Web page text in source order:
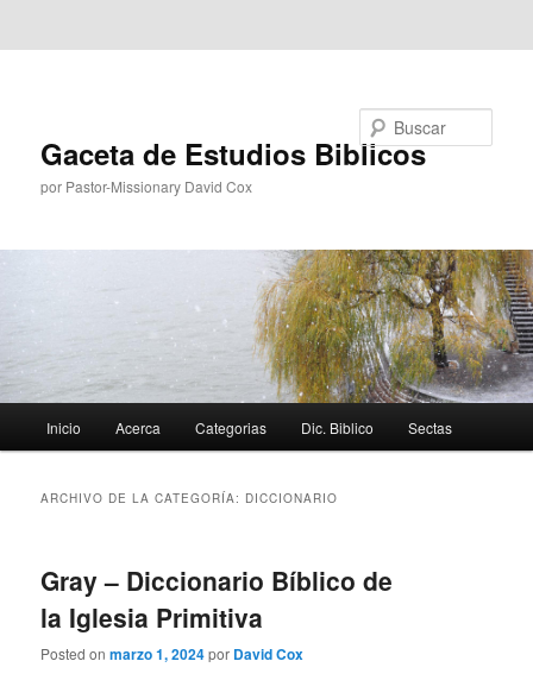
Gaceta de Estudios Biblicos
por Pastor-Missionary David Cox
principal
Inicio Acerca Categorias Dic. Biblico Sectas
ARCHIVO DE LA CATEGORÍA: DICCIONARIO
Gray – Diccionario Bíblico de
la Iglesia Primitiva
Posted onmarzo 1, 2024por David Cox